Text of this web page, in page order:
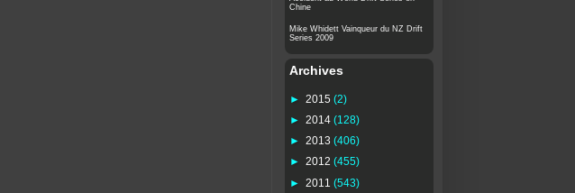
Chine
Mike Whidett Vainqueur du NZ Drift
Series 2009
Archives
► 2015 (2)
► 2014 (128)
► 2013 (406)
► 2012 (455)
► 2011 (543)